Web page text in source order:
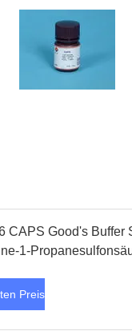
CAPS Good's Buffer
1-
Preis